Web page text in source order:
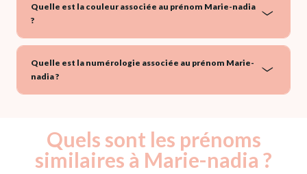
Quelle est la couleur associée au prénom Marie-nadia
?
Quelle est la numérologie associée au prénom Marie-
nadia ?
Quels sont les prénoms
similaires à Marie-nadia ?